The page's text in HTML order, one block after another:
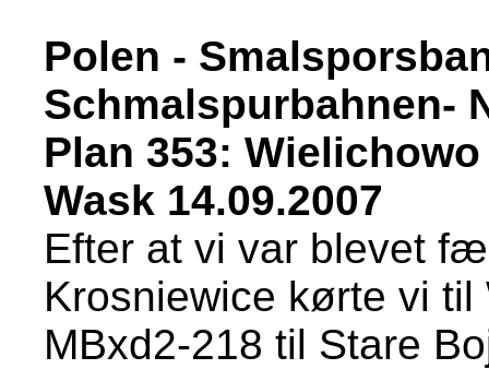
Polen -
Schmalspurbahnen-
Plan 353:
Wask 14.09.2007
Efter at vi var blevet
Krosniewice kørte vi
MBxd2-218 til Stare